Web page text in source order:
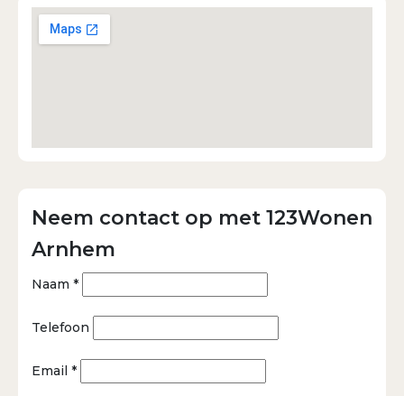
Neem contact op met 123Wonen
Arnhem
Naam *
Telefoon
Email *